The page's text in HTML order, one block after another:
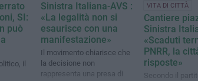
SI:
può
il
Sinistra Italiana-AVS :
«La legalità non si
esaurisce con una
manifestazione»
Il movimento chiarisce che
la decisione non
rappresenta una presa di
VITA DI CITTÀ
Cantiere
Sinistra
«Scaduti
PNRR, la
risposte»
Secondo il